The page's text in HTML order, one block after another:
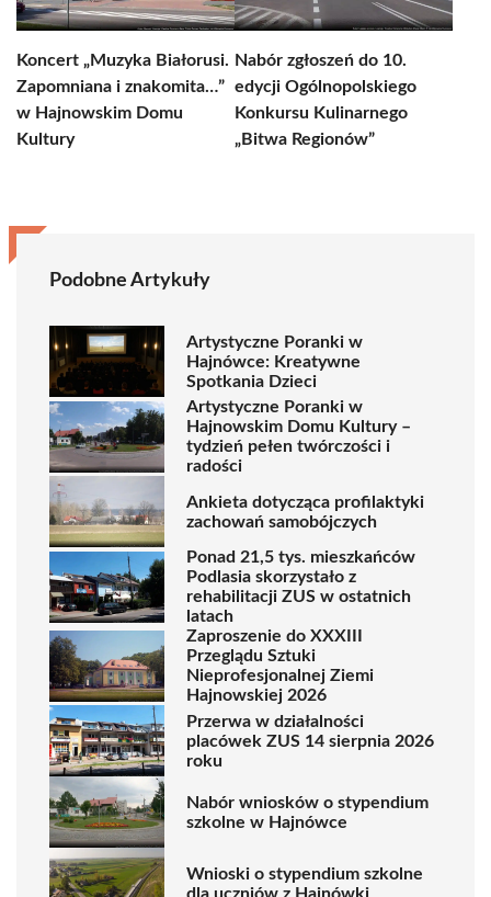
Koncert „Muzyka Białorusi.
Zapomniana i znakomita…”
w Hajnowskim Domu
Kultury
Nabór zgłoszeń do 10.
edycji Ogólnopolskiego
Konkursu Kulinarnego
„Bitwa Regionów”
Podobne Artykuły
Artystyczne Poranki w
Hajnówce: Kreatywne
Spotkania Dzieci
Artystyczne Poranki w
Hajnowskim Domu Kultury –
tydzień pełen twórczości i
radości
Ankieta dotycząca profilaktyki
zachowań samobójczych
Ponad 21,5 tys. mieszkańców
Podlasia skorzystało z
rehabilitacji ZUS w ostatnich
latach
Zaproszenie do XXXIII
Przeglądu Sztuki
Nieprofesjonalnej Ziemi
Hajnowskiej 2026
Przerwa w działalności
placówek ZUS 14 sierpnia 2026
roku
Nabór wniosków o stypendium
szkolne w Hajnówce
Wnioski o stypendium szkolne
dla uczniów z Hajnówki